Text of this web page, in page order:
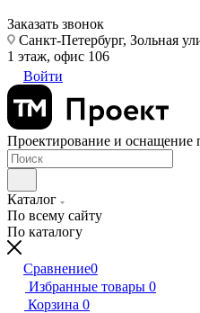
Заказать звонок
Санкт-Петербург, Зольная
1 этаж, офис 106
Войти
Проектирование и оснащение
Каталог
По всему сайту
По каталогу
Сравнение0
Избранные товары 0
Корзина 0